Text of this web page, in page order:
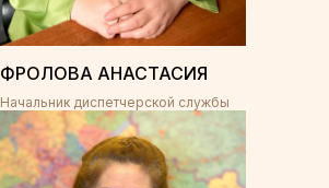
ФРОЛОВА АНАСТАСИЯ
Начальник диспетчерской службы